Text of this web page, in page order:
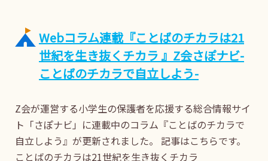
Webコラム連載『ことばのチカラは21
世紀を生き抜くチカラ 』Z会さぽナビ-
ことばのチカラで自立しよう-
Z会が運営する小学生の保護者を応援する総合情報サイ
ト「さぽナビ」に連載中のコラム『ことばのチカラで
自立しよう』が更新されました。 記事はこちらです。
ことばのチカラは21世紀を生き抜くチカラ